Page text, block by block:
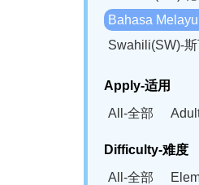
Bahasa
Swahili(SW)-
Apply-适用
All-全部
Difficulty-难度
All-全部